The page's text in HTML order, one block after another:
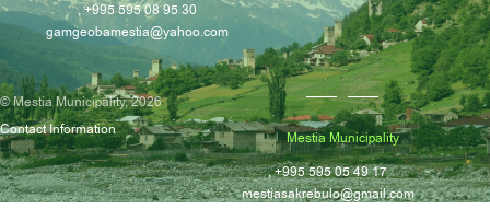
, +995 595 08 95 30
gamgeobamestia@yahoo.com
Mestia Municipality
, +995 595 05 49 17
mestiasakrebulo@gmail.com
© Mestia Municipality, 2026
Contact Information